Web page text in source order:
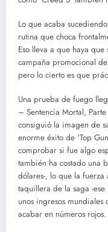
Lo que acaba
rutina que choca
Eso lleva a que haya
campaña promocional
pero lo cierto es que
Una prueba de fuego
– Sentencia Mortal,
consiguió la imagen de
enorme éxito de ‘Top
comprobar si fue algo
también ha costado una
dólares-, lo que la fuerza
taquillera de la saga -ese
unos ingresos
acabar en números rojos.